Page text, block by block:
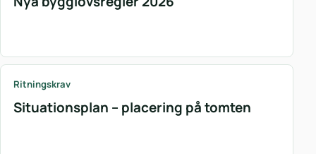
Ritningskrav
Situationsplan – placering på tomten